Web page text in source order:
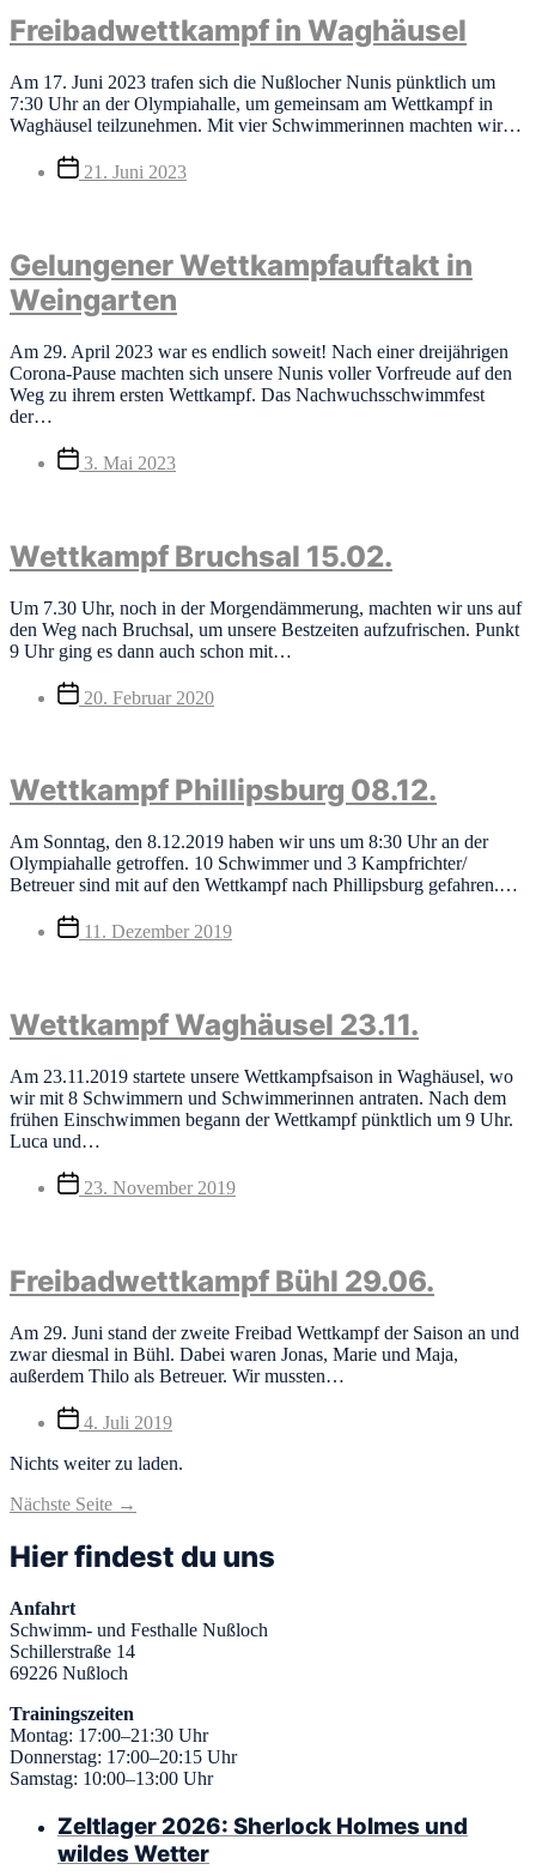
Freibadwettkampf in Waghäusel
Am 17. Juni 2023 trafen sich die Nußlocher Nunis pünktlich um
7:30 Uhr an der Olympiahalle, um gemeinsam am Wettkampf in
Waghäusel teilzunehmen. Mit vier Schwimmerinnen machten wir…
Veröffentlichungsdatum
21. Juni 2023
Gelungener Wettkampfauftakt in
Weingarten
Am 29. April 2023 war es endlich soweit! Nach einer dreijährigen
Corona-Pause machten sich unsere Nunis voller Vorfreude auf den
Weg zu ihrem ersten Wettkampf. Das Nachwuchsschwimmfest
der…
Veröffentlichungsdatum
3. Mai 2023
Wettkampf Bruchsal 15.02.
Um 7.30 Uhr, noch in der Morgendämmerung, machten wir uns auf
den Weg nach Bruchsal, um unsere Bestzeiten aufzufrischen. Punkt
9 Uhr ging es dann auch schon mit…
Veröffentlichungsdatum
20. Februar 2020
Wettkampf Phillipsburg 08.12.
Am Sonntag, den 8.12.2019 haben wir uns um 8:30 Uhr an der
Olympiahalle getroffen. 10 Schwimmer und 3 Kampfrichter/
Betreuer sind mit auf den Wettkampf nach Phillipsburg gefahren.…
Veröffentlichungsdatum
11. Dezember 2019
Wettkampf Waghäusel 23.11.
Am 23.11.2019 startete unsere Wettkampfsaison in Waghäusel, wo
wir mit 8 Schwimmern und Schwimmerinnen antraten. Nach dem
frühen Einschwimmen begann der Wettkampf pünktlich um 9 Uhr.
Luca und…
Veröffentlichungsdatum
23. November 2019
Freibadwettkampf Bühl 29.06.
Am 29. Juni stand der zweite Freibad Wettkampf der Saison an und
zwar diesmal in Bühl. Dabei waren Jonas, Marie und Maja,
außerdem Thilo als Betreuer. Wir mussten…
Veröffentlichungsdatum
4. Juli 2019
Nichts weiter zu laden.
Nächste Seite →
Hier findest du uns
Anfahrt
Schwimm- und Festhalle Nußloch
Schillerstraße 14
69226 Nußloch
Trainingszeiten
Montag: 17:00–21:30 Uhr
Donnerstag: 17:00–20:15 Uhr
Samstag: 10:00–13:00 Uhr
Zeltlager 2026: Sherlock Holmes und
wildes Wetter